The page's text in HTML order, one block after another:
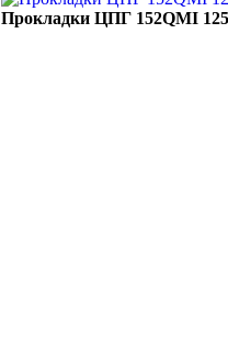
Прокладки ЦПГ 152QMI